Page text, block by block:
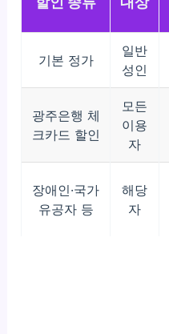
기본 정가
일반
성인
광주은행 체
크카드 할인
모든
이용
자
장애인·국가
유공자 등
해당
자